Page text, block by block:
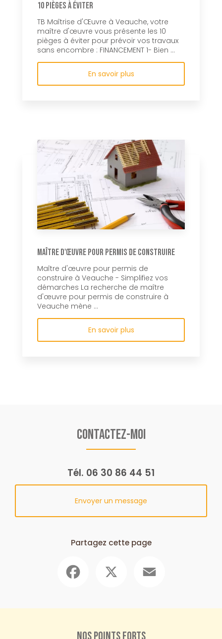
10 pièges à éviter
TB Maîtrise d'Œuvre à Veauche, votre
maître d'œuvre vous présente les 10
pièges à éviter pour prévoir vos travaux
sans encombre : FINANCEMENT 1- Bien ...
En savoir plus
Maître d'œuvre pour permis de construire
Maître d'œuvre pour permis de
construire à Veauche - Simplifiez vos
démarches La recherche de maître
d'œuvre pour permis de construire à
Veauche mène ...
En savoir plus
Contactez-moi
Tél. 06 30 86 44 51
Envoyer un message
Partagez cette page